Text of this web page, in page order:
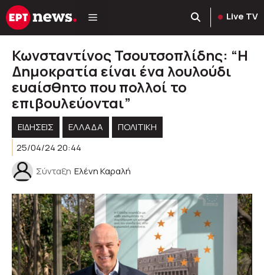
Μετάβαση
σε
Live TV
Κωνσταντίνος Τσουτσοπλίδης: “Η
Δημοκρατία είναι ένα λουλούδι
ευαίσθητο που πολλοί το
επιβουλεύονται”
ΕΙΔΗΣΕΙΣ ΕΛΛΑΔΑ
ΠΟΛΙΤΙΚΉ
25/04/24 20:44
Σύνταξη Ελένη Καραλή